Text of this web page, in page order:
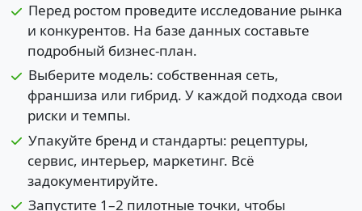
Перед ростом проведите исследование рынка
и конкурентов. На базе данных составьте
подробный бизнес-план.
Выберите модель: собственная сеть,
франшиза или гибрид. У каждой подхода свои
риски и темпы.
Упакуйте бренд и стандарты: рецептуры,
сервис, интерьер, маркетинг. Всё
задокументируйте.
Запустите 1–2 пилотные точки, чтобы